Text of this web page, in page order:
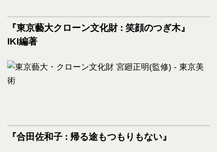
『東京藝大クローン文化財 : 笑顔のつぎ木』
IKI編著
『合田佐和子 : 帰る途もつもりもない』